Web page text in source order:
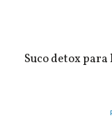
Suco detox